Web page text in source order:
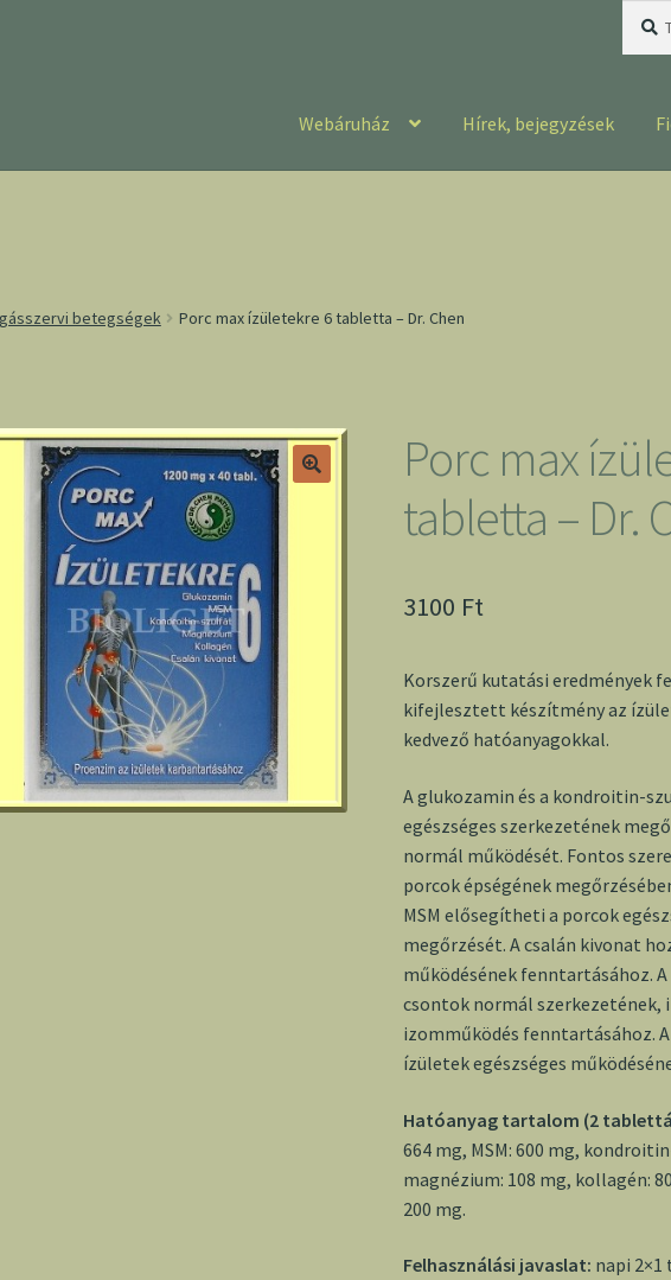
Webáruház Hírek, bejegyzések
betegségek Porc max ízületekre 6 tabletta – Dr. Chen
Porc max
tabletta – Dr.
3100 Ft
Korszerű kutatási eredmények
kifejlesztett készítmény az
kedvező hatóanyagokkal.
A glukozamin és a kondroitin-
egészséges szerkezetének
normál működését. Fontos
porcok épségének
MSM elősegítheti a porcok
megőrzését. A csalán kivonat
működésének fenntartásához.
csontok normál szerkezetének,
izomműködés fenntartásához.
ízületek egészséges
Hatóanyag tartalom (2
664 mg, MSM: 600 mg,
magnézium: 108 mg, kollagén:
200 mg.
Felhasználási javaslat: napi